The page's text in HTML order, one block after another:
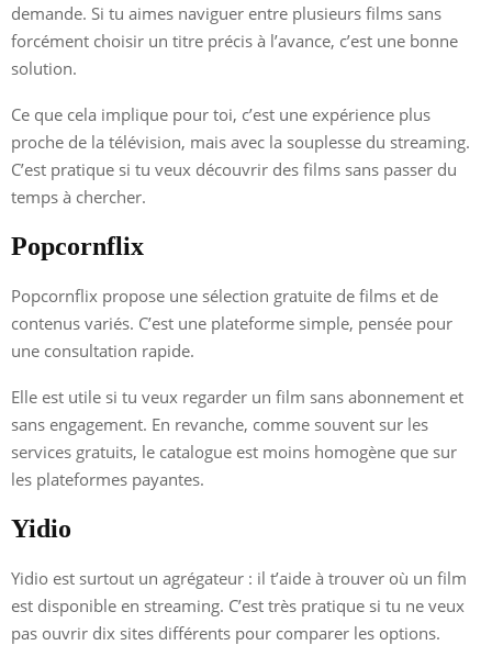
demande. Si tu aimes naviguer entre plusieurs films sans
forcément choisir un titre précis à l’avance, c’est une bonne
solution.
Ce que cela implique pour toi, c’est une expérience plus
proche de la télévision, mais avec la souplesse du streaming.
C’est pratique si tu veux découvrir des films sans passer du
temps à chercher.
Popcornflix
Popcornflix propose une sélection gratuite de films et de
contenus variés. C’est une plateforme simple, pensée pour
une consultation rapide.
Elle est utile si tu veux regarder un film sans abonnement et
sans engagement. En revanche, comme souvent sur les
services gratuits, le catalogue est moins homogène que sur
les plateformes payantes.
Yidio
Yidio est surtout un agrégateur : il t’aide à trouver où un film
est disponible en streaming. C’est très pratique si tu ne veux
pas ouvrir dix sites différents pour comparer les options.